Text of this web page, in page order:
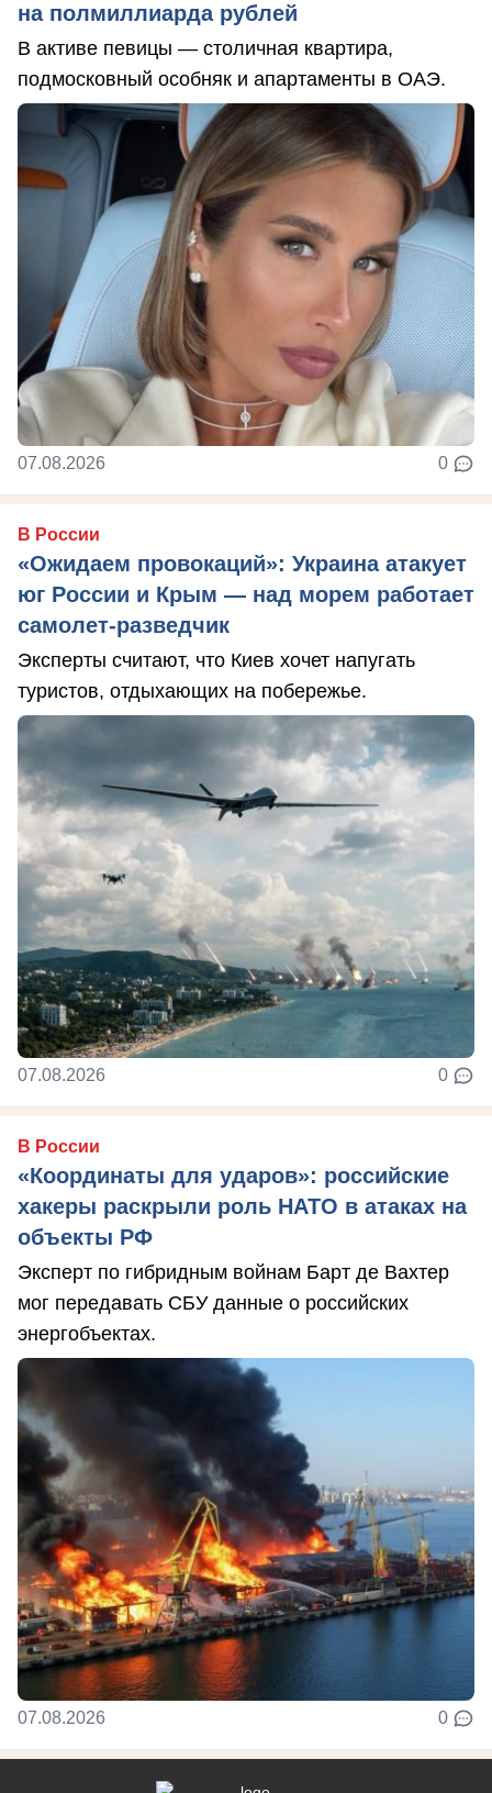
на полмиллиарда рублей
В активе певицы — столичная квартира,
подмосковный особняк и апартаменты в ОАЭ.
07.08.2026 0
В России
«Ожидаем провокаций»: Украина атакует
юг России и Крым — над морем работает
самолет-разведчик
Эксперты считают, что Киев хочет напугать
туристов, отдыхающих на побережье.
07.08.2026 0
В России
«Координаты для ударов»: российские
хакеры раскрыли роль НАТО в атаках на
объекты РФ
Эксперт по гибридным войнам Барт де Вахтер
мог передавать СБУ данные о российских
энергобъектах.
07.08.2026 0